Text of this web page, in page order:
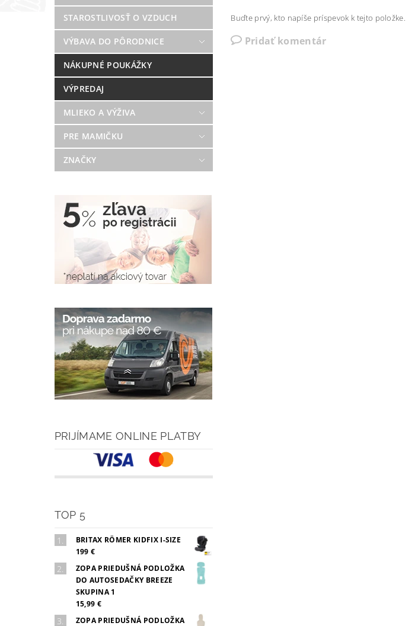
STAROSTLIVOSŤ O VZDUCH
VÝBAVA DO PÔRODNICE
NÁKUPNÉ POUKÁŽKY
VÝPREDAJ
MLIEKO A VÝŽIVA
PRE MAMIČKU
ZNAČKY
PRIJÍMAME ONLINE PLATBY
TOP 5
BRITAX RÖMER KIDFIX I-SIZE
199 €
ZOPA PRIEDUŠNÁ PODLOŽKA
DO AUTOSEDAČKY BREEZE
SKUPINA 1
15,99 €
ZOPA PRIEDUŠNÁ PODLOŽKA
Buďte prvý, kto napíše príspevok k tejto položke.
Pridať komentár